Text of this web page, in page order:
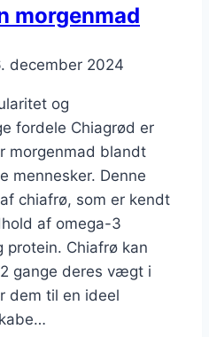
morgenmad
december 2024
og
fordele Chiagrød er
morgenmad blandt
mennesker. Denne
chiafrø, som er kendt
af omega-3
protein. Chiafrø kan
gange deres vægt i
dem til en ideel